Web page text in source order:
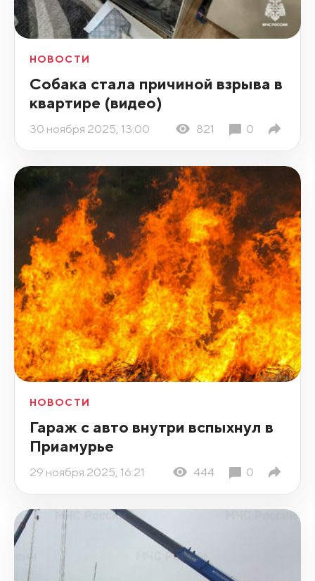
НОВОСТИ
Собака стала причиной взрыва в
квартире (видео)
30 ноября 2025, 13:00 821 0
НОВОСТИ
Гараж с авто внутри вспыхнул в
Приамурье
29 ноября 2025, 16:21 444 0